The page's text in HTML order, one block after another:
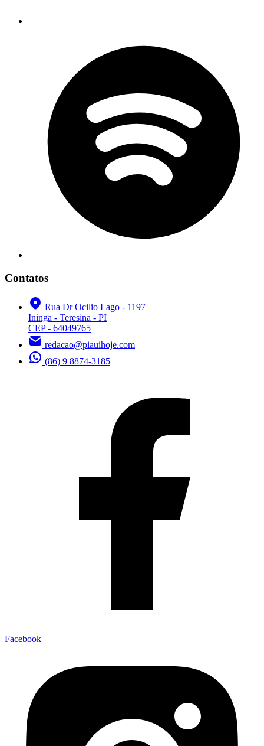
Contatos
Rua Dr Ocilio Lago - 1197
Ininga - Teresina - PI
CEP - 64049765
redacao@piauihoje.com
(86) 9 8874-3185
Facebook